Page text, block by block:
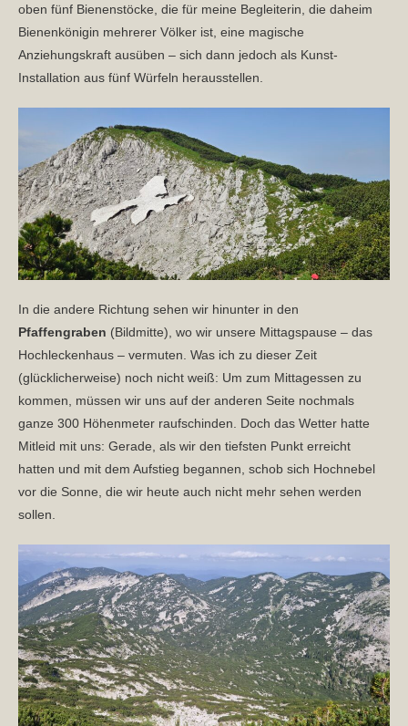
oben fünf Bienenstöcke, die für meine Begleiterin, die daheim
Bienenkönigin mehrerer Völker ist, eine magische
Anziehungskraft ausüben – sich dann jedoch als Kunst-
Installation aus fünf Würfeln herausstellen.
In die andere Richtung sehen wir hinunter in den
Pfaffengraben (Bildmitte), wo wir unsere Mittagspause – das
Hochleckenhaus – vermuten. Was ich zu dieser Zeit
(glücklicherweise) noch nicht weiß: Um zum Mittagessen zu
kommen, müssen wir uns auf der anderen Seite nochmals
ganze 300 Höhenmeter raufschinden. Doch das Wetter hatte
Mitleid mit uns: Gerade, als wir den tiefsten Punkt erreicht
hatten und mit dem Aufstieg begannen, schob sich Hochnebel
vor die Sonne, die wir heute auch nicht mehr sehen werden
sollen.